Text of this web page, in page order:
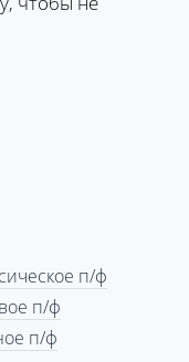
п/ф
п/ф
п/ф